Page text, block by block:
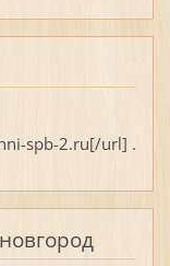
spb-2.ru[/url] .